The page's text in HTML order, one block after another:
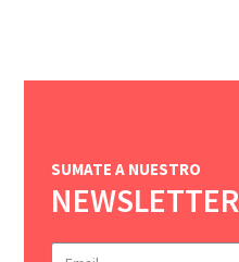
SUMATE A NUESTRO
NEWSLETTER